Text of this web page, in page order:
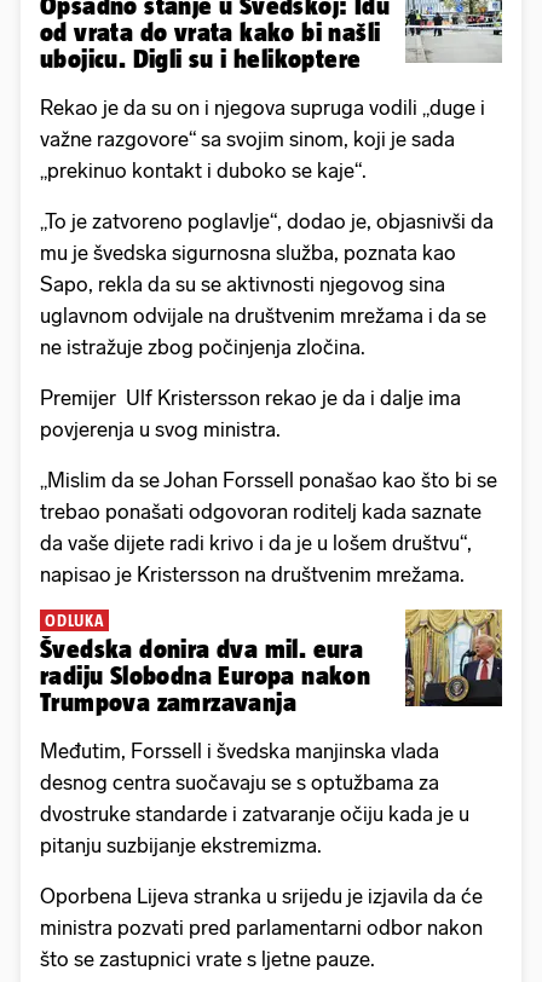
Opsadno stanje u Švedskoj: Idu
od vrata do vrata kako bi našli
ubojicu. Digli su i helikoptere
Rekao je da su on i njegova supruga vodili „duge i
važne razgovore“ sa svojim sinom, koji je sada
„prekinuo kontakt i duboko se kaje“.
„To je zatvoreno poglavlje“, dodao je, objasnivši da
mu je švedska sigurnosna služba, poznata kao
Sapo, rekla da su se aktivnosti njegovog sina
uglavnom odvijale na društvenim mrežama i da se
ne istražuje zbog počinjenja zločina.
Premijer Ulf Kristersson rekao je da i dalje ima
povjerenja u svog ministra.
„Mislim da se Johan Forssell ponašao kao što bi se
trebao ponašati odgovoran roditelj kada saznate
da vaše dijete radi krivo i da je u lošem društvu“,
napisao je Kristersson na društvenim mrežama.
ODLUKA
Švedska donira dva mil. eura
radiju Slobodna Europa nakon
Trumpova zamrzavanja
Međutim, Forssell i švedska manjinska vlada
desnog centra suočavaju se s optužbama za
dvostruke standarde i zatvaranje očiju kada je u
pitanju suzbijanje ekstremizma.
Oporbena Lijeva stranka u srijedu je izjavila da će
ministra pozvati pred parlamentarni odbor nakon
što se zastupnici vrate s ljetne pauze.